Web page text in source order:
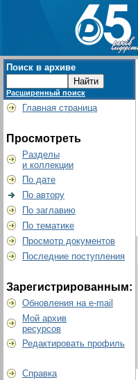
Поиск в архиве
Расширенный поиск
Главная страница
Просмотреть
Разделы
и коллекции
По дате
По автору
По заглавию
По тематике
Просмотр документов
Последние поступления
Зарегистрированным:
Обновления на e-mail
Мой архив
ресурсов
Редактировать профиль
Справка